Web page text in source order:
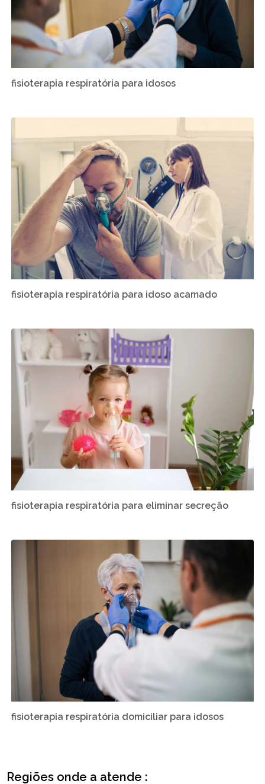
fisioterapia respiratória para idosos
fisioterapia respiratória para idoso acamado
fisioterapia respiratória para eliminar secreção
fisioterapia respiratória domiciliar para idosos
Regiões onde a atende :